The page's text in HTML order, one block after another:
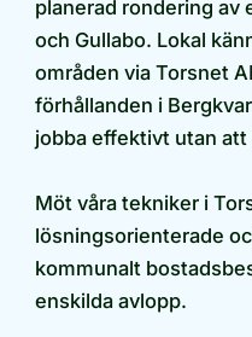
planerad rondering av
och Gullabo. Lokal
områden via Torsnet
förhållanden i
jobba effektivt utan att
Möt våra tekniker i
lösningsorienterade
kommunalt
enskilda avlopp.